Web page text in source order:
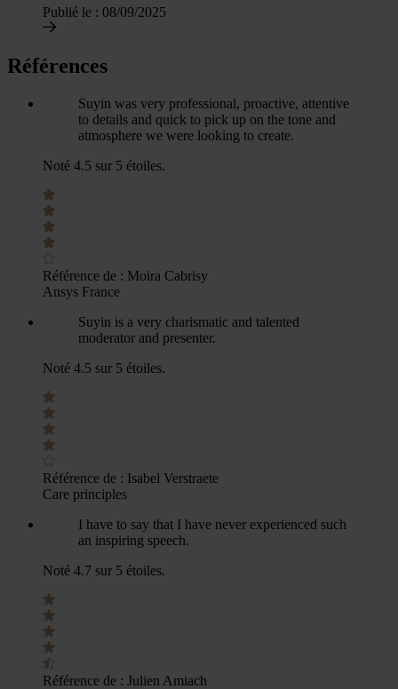
Publié le : 08/09/2025
Références
Suyin was very professional, proactive, attentive
to details and quick to pick up on the tone and
atmosphere we were looking to create.
Noté 4.5 sur 5 étoiles.
Référence de : Moira Cabrisy
Ansys France
Suyin is a very charismatic and talented
moderator and presenter.
Noté 4.5 sur 5 étoiles.
Référence de : Isabel Verstraete
Care principles
I have to say that I have never experienced such
an inspiring speech.
Noté 4.7 sur 5 étoiles.
Référence de : Julien Amiach